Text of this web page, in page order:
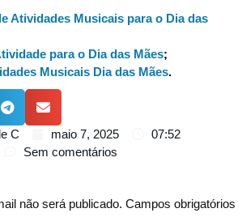
Atividades Musicais para o Dia das
para o Dia das Mães;
Musicais Dia das Mães.
C maio 7, 2025
07:52
Sem comentários
não será publicado. Campos obrigatórios